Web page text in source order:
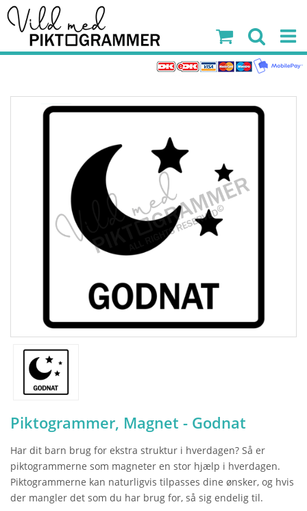
Piktogrammer, Magnet - Godnat
Har dit barn brug for ekstra struktur i hverdagen? Så er
piktogrammerne som magneter en stor hjælp i hverdagen.
Piktogrammerne kan naturligvis tilpasses dine ønsker, og hvis
der mangler det som du har brug for, så sig endelig til.